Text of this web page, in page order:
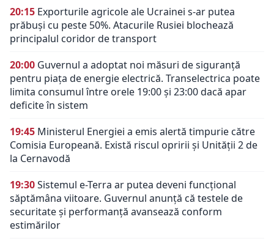
20:15 Exporturile agricole ale Ucrainei s-ar putea
prăbuși cu peste 50%. Atacurile Rusiei blochează
principalul coridor de transport
20:00 Guvernul a adoptat noi măsuri de siguranță
pentru piața de energie electrică. Transelectrica poate
limita consumul între orele 19:00 și 23:00 dacă apar
deficite în sistem
19:45 Ministerul Energiei a emis alertă timpurie către
Comisia Europeană. Există riscul opririi și Unității 2 de
la Cernavodă
19:30Sistemul e-Terra ar putea deveni funcțional
săptămâna viitoare. Guvernul anunță că testele de
securitate și performanță avansează conform
estimărilor